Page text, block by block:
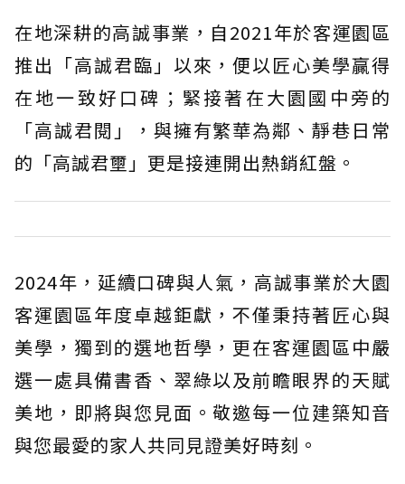
在地深耕的高誠事業，自2021年於客運園區
推出「高誠君臨」以來，便以匠心美學贏得
在地一致好口碑；緊接著在大園國中旁的
「高誠君閱」，與擁有繁華為鄰、靜巷日常
的「高誠君壐」更是接連開出熱銷紅盤。
2024年，延續口碑與人氣，高誠事業於大園
客運園區年度卓越鉅獻，不僅秉持著匠心與
美學，獨到的選地哲學，更在客運園區中嚴
選一處具備書香、翠綠以及前瞻眼界的天賦
美地，即將與您見面。敬邀每一位建築知音
與您最愛的家人共同見證美好時刻。